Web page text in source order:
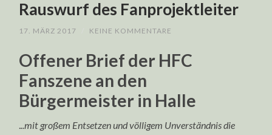
Rauswurf des Fanprojektleiter
17. MÄRZ 2017 KEINE KOMMENTARE
Offener Brief der HFC
Fanszene an den
Bürgermeister in Halle
...mit großem Entsetzen und völligem Unverständnis die